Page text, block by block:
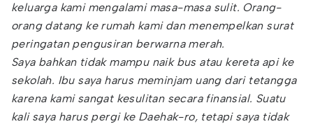
keluarga kami mengalami masa-masa sulit. Orang-
orang datang ke rumah kami dan menempelkan surat
peringatan pengusiran berwarna merah.
Saya bahkan tidak mampu naik bus atau kereta api ke
sekolah. Ibu saya harus meminjam uang dari tetangga
karena kami sangat kesulitan secara finansial. Suatu
kali saya harus pergi ke Daehak-ro, tetapi saya tidak